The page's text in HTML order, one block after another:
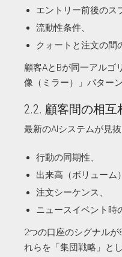
エントリー前後のス
流動性条件、
クォートと注文の間
顧客AとBが同一アルゴ
像（ミラー）」パター
2.2. 顧客間の相互
最新のAIシステムが見抜
行動の同期性、
出来高（ボリューム
注文シーケンス、
ニュースイベント時
2つの口座のシグナルが
れらを「集団戦略」と